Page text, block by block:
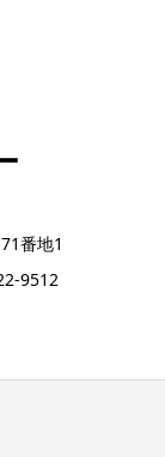
番地1
9512